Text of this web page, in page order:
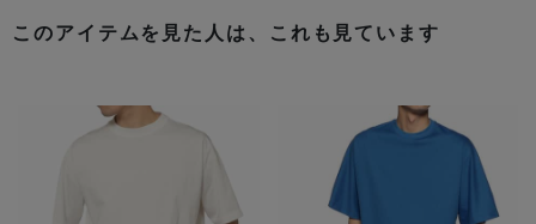
このアイテムを見た人は、これも見ています